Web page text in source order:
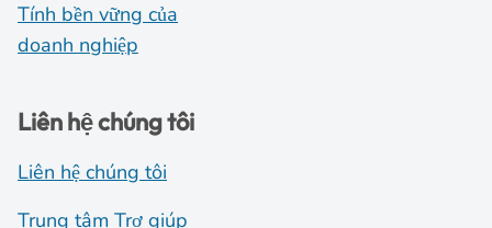
Tính bền vững của
doanh nghiệp
Liên hệ chúng tôi
Liên hệ chúng tôi
Trung tâm Trợ giúp